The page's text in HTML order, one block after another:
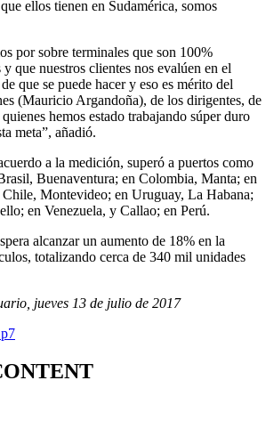
ellos tienen en Sudamérica, somos
por sobre terminales que son 100%
que nuestros clientes nos evalúen en el
que se puede hacer y eso es mérito del
(Mauricio Argandoña), de los dirigentes, de
hemos estado trabajando súper duro
meta”, añadió.
a la medición, superó a puertos como
Buenaventura; en Colombia, Manta; en
Montevideo; en Uruguay, La Habana;
en Venezuela, y Callao; en Perú.
alcanzar un aumento de 18% en la
totalizando cerca de 340 mil unidades
jueves 13 de julio de 2017